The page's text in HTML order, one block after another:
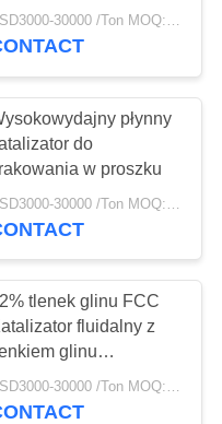
USD3000-30000 /Ton MOQ:1 KG
płynny
do
w proszku
tlenek glinu FCC
fluidalny z
glinu
USD3000-30000 /Ton MOQ:1 KG